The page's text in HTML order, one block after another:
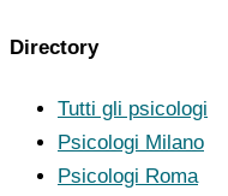
Directory
Tutti gli psicologi
Psicologi Milano
Psicologi Roma